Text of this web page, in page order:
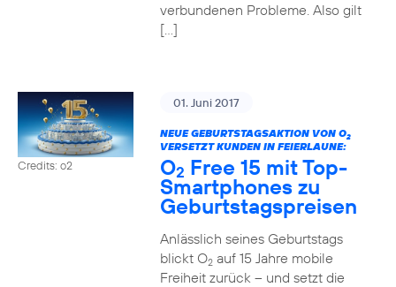
verbundenen Probleme. Also gilt
[…]
Credits: o2
01. Juni 2017
NEUE GEBURTSTAGSAKTION VON O2
VERSETZT KUNDEN IN FEIERLAUNE:
O2 Free 15 mit Top-
Smartphones zu
Geburtstagspreisen
Anlässlich seines Geburtstags
blickt O2auf 15 Jahre mobile
Freiheit zurück – und setzt die